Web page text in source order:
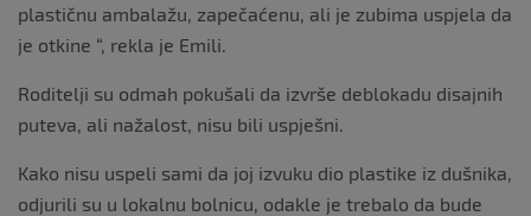
plastičnu ambalažu, zapečaćenu, ali je zubima uspjela da
je otkine “, rekla je Emili.
Roditelji su odmah pokušali da izvrše deblokadu disajnih
puteva, ali nažalost, nisu bili uspješni.
Kako nisu uspeli sami da joj izvuku dio plastike iz dušnika,
odjurili su u lokalnu bolnicu, odakle je trebalo da bude